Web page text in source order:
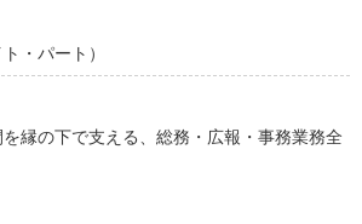
・パート）
縁の下で支える、総務・広報・事務業務全